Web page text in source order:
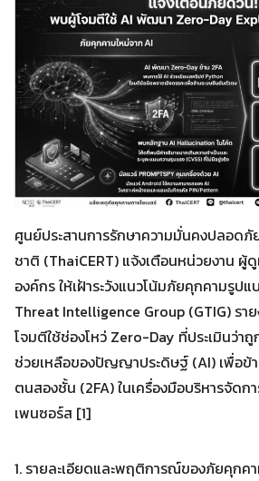
ศูนย์ประสานการรักษาความมั่นคงปลอดภั
ชาติ (ThaiCERT) แจ้งเตือนหน่วยงาน ผู้ดู
องค์กร ให้เฝ้าระวังแนวโน้มภัยคุกคามรูป
Threat Intelligence Group (GTIG) รา
โจมตีใช้ช่องโหว่ Zero-Day ที่ประเมินว่
ช่วยเหลือของปัญญาประดิษฐ์ (AI) เพื่อข้
ตนสองชั้น (2FA) ในเครื่องมือบริหารจัดก
เพนซอร์ส [1]
1. รายละเอียดและพฤติการณ์ของภัยคุกค